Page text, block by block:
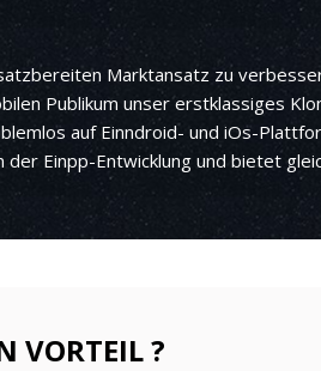
Marktansatz zu
Publikum unser erstklassiges
auf Einndroid- und iOs-
Einpp-Entwicklung und bietet
VORTEIL ?